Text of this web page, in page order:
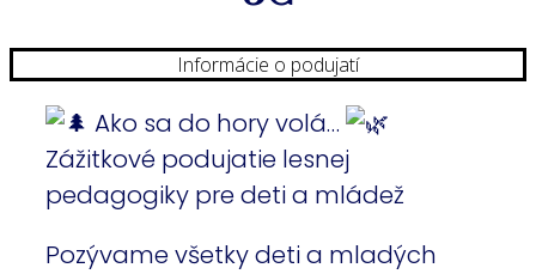
Informácie o podujatí
Ako sa do hory volá…
Zážitkové podujatie lesnej
pedagogiky pre deti a mládež
Pozývame všetky deti a mladých